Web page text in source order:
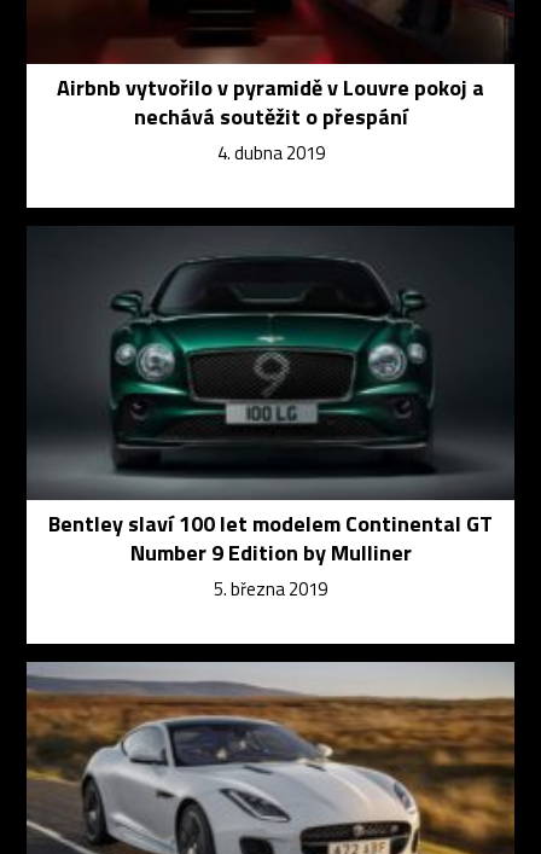
Airbnb vytvořilo v pyramidě v Louvre pokoj a
nechává soutěžit o přespání
4. dubna 2019
Bentley slaví 100 let modelem Continental GT
Number 9 Edition by Mulliner
5. března 2019